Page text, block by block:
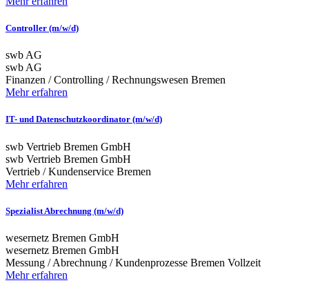
Controller (m/w/d)
swb AG
swb AG
Finanzen / Controlling / Rechnungswesen Bremen
Mehr erfahren
IT- und Datenschutzkoordinator (m/w/d)
swb Vertrieb Bremen GmbH
swb Vertrieb Bremen GmbH
Vertrieb / Kundenservice Bremen
Mehr erfahren
Spezialist Abrechnung (m/w/d)
wesernetz Bremen GmbH
wesernetz Bremen GmbH
Messung / Abrechnung / Kundenprozesse Bremen Vollzeit
Mehr erfahren